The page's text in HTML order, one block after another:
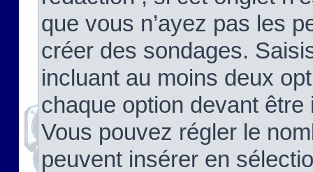
que vous n’ayez pas les
créer des sondages.
incluant au moins deux
chaque option devant
Vous pouvez régler le
peuvent insérer en